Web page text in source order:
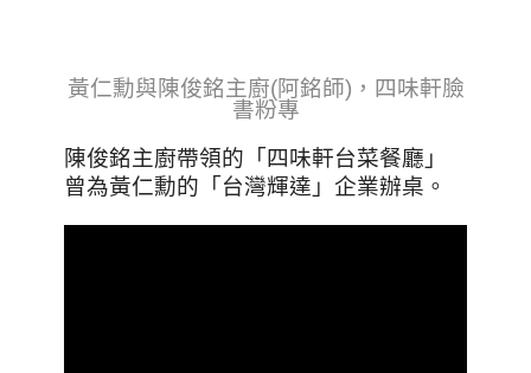
黃仁勳與陳俊銘主廚(阿銘師)，四味軒臉
書粉專
陳俊銘主廚帶領的「四味軒台菜餐廳」
曾為黃仁勳的「台灣輝達」企業辦桌。